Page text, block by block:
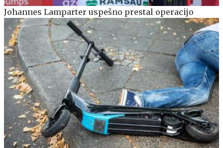
Johannes Lamparter uspešno prestal operacijo